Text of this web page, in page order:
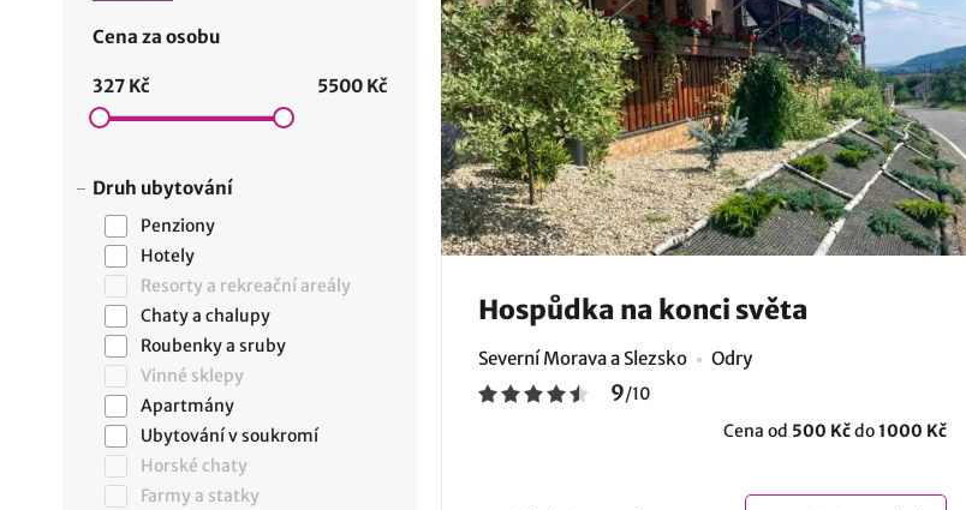
Cena za osobu
327 Kč 5500 Kč
Druh ubytování
Penziony
Hotely
Resorty a rekreační areály
Chaty a chalupy
Roubenky a sruby
Vinné sklepy
Apartmány
Ubytování v soukromí
Horské chaty
Farmy a statky
Hospůdka na konci světa
Severní Morava a Slezsko Odry
9/10
Cena od 500 Kčdo1000 Kč